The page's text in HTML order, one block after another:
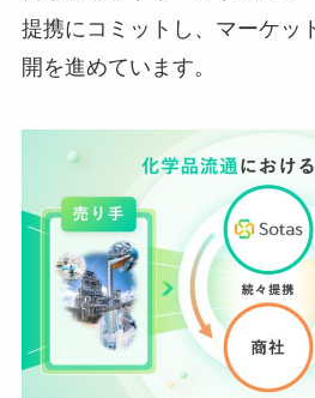
提携にコミットし、マーケッ
開を進めています。